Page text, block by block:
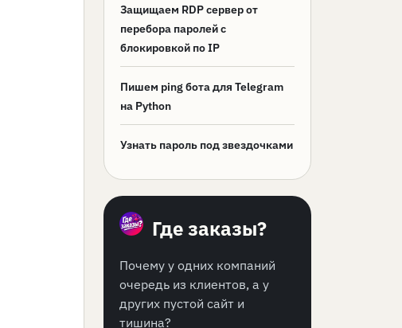
Защищаем RDP сервер от
перебора паролей с
блокировкой по IP
Пишем ping бота для Telegram
на Python
Узнать пароль под звездочками
Где заказы?
Почему у одних компаний
очередь из клиентов, а у
других пустой сайт и
тишина?